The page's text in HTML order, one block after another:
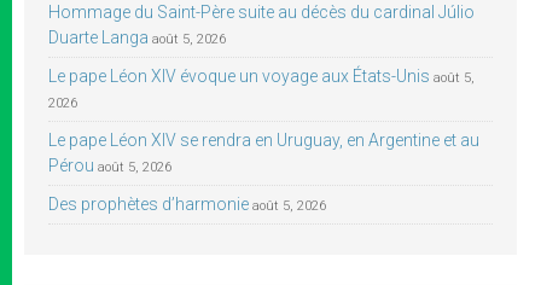
Hommage du Saint-Père suite au décès du cardinal Júlio
Duarte Langa août 5, 2026
Le pape Léon XIV évoque un voyage aux États-Unis août 5,
2026
Le pape Léon XIV se rendra en Uruguay, en Argentine et au
Pérou août 5, 2026
Des prophètes d’harmonie août 5, 2026